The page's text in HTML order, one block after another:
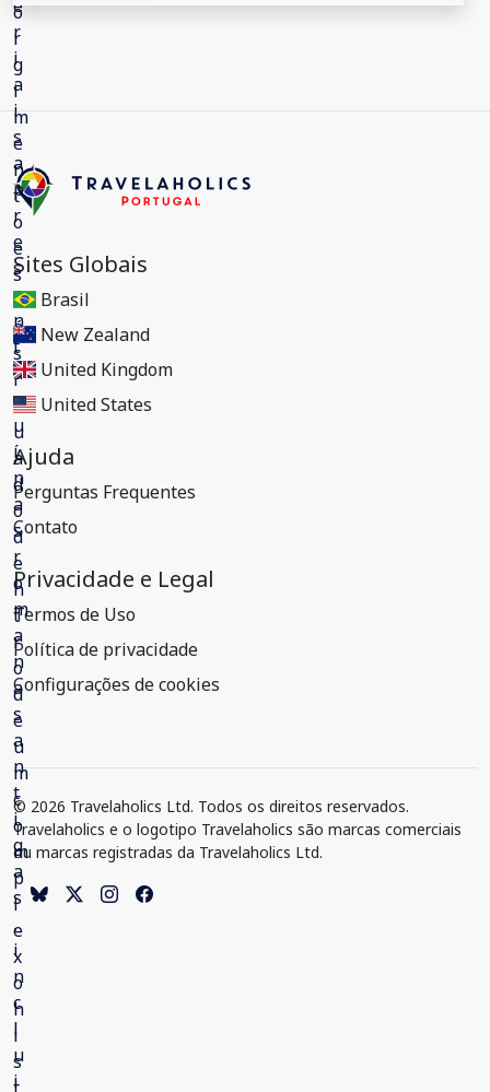
Sites Globais
Brasil
New Zealand
United Kingdom
United States
Ajuda
Perguntas Frequentes
Contato
Privacidade e Legal
Termos de Uso
Política de privacidade
Configurações de cookies
© 2026 Travelaholics Ltd. Todos os direitos reservados.
Travelaholics e o logotipo Travelaholics são marcas comerciais
ou marcas registradas da Travelaholics Ltd.